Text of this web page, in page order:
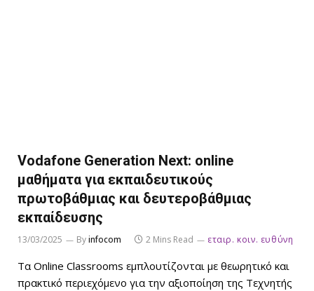
Vodafone Generation Νext: online
μαθήματα για εκπαιδευτικούς
πρωτοβάθμιας και δευτεροβάθμιας
εκπαίδευσης
13/03/2025 Byinfocom 2 Mins Read εταιρ. κοιν. ευθύνη
Τα Online Classrooms εμπλουτίζονται με θεωρητικό και
πρακτικό περιεχόμενο για την αξιοποίηση της Τεχνητής